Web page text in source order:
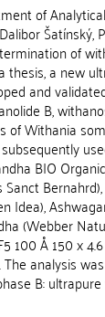
of Analytical
Šatínský,
of
a new
and
B,
of Withania
BIO Organic
Bernahrd),
Idea),
(Webber
100 Å 150 x
analysis
B: